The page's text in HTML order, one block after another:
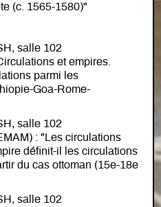
(c. 1565-1580)"
salle 102
et empires.
parmi les
Goa-Rome-
salle 102
: "Les circulations
définit-il les circulations
du cas ottoman (15e-18e
salle 102